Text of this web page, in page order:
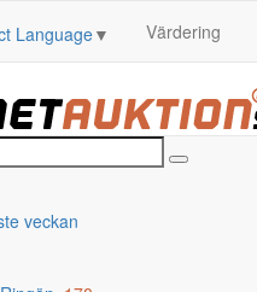
Language▼ Värdering
veckan